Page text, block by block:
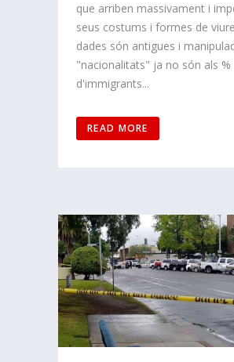
que arriben massivament i
seus costums i formes de
dades són antigues i
"nacionalitats" ja no són als %
d'immigrants...
READ MORE